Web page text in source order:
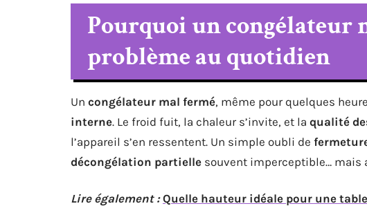
Pourquoi un congélateur
problème au quotidien
Un congélateur mal fermé, même pour quelques
interne. Le froid fuit, la chaleur s’invite, et la qualité
l’appareil s’en ressentent. Un simple oubli de
décongélation partielle souvent imperceptible… mais
Lire également : Quelle hauteur idéale pour une